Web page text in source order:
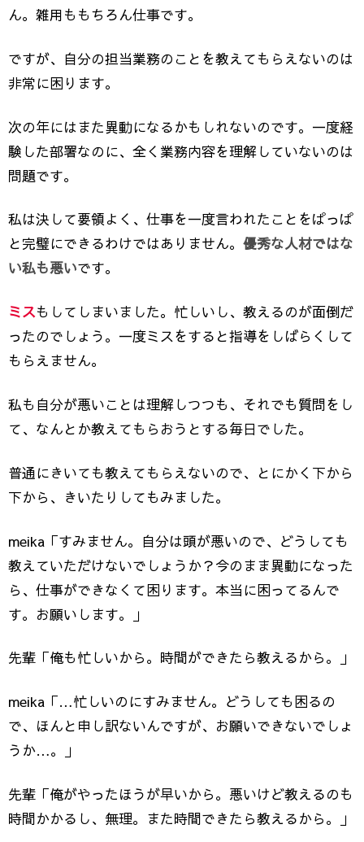
ん。雑用ももちろん仕事です。
ですが、自分の担当業務のことを教えてもらえないのは
非常に困ります。
次の年にはまた異動になるかもしれないのです。一度経
験した部署なのに、全く業務内容を理解していないのは
問題です。
私は決して要領よく、仕事を一度言われたことをぱっぱ
と完璧にできるわけではありません。 優秀な人材ではな
い私も悪いです。
ミスもしてしまいました。忙しいし、教えるのが面倒だ
ったのでしょう。一度ミスをすると指導をしばらくして
もらえません。
私も自分が悪いことは理解しつつも、それでも質問をし
て、なんとか教えてもらおうとする毎日でした。
普通にきいても教えてもらえないので、とにかく下から
下から、きいたりしてもみました。
meika「すみません。自分は頭が悪いので、どうしても
教えていただけないでしょうか？今のまま異動になった
ら、仕事ができなくて困ります。本当に困ってるんで
す。お願いします。」
先輩「俺も忙しいから。時間ができたら教えるから。」
meika「…忙しいのにすみません。どうしても困るの
で、ほんと申し訳ないんですが、お願いできないでしょ
うか…。」
先輩「俺がやったほうが早いから。悪いけど教えるのも
時間かかるし、無理。また時間できたら教えるから。」